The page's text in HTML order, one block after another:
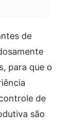
de
para que o
de
são